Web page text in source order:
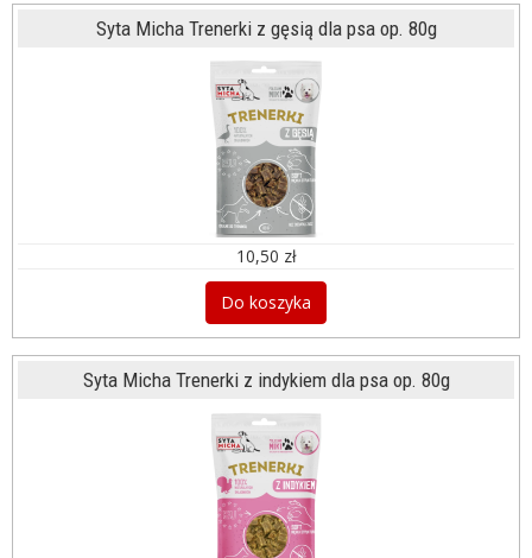
Syta Micha Trenerki z gęsią dla psa op. 80g
10,50 zł
Do koszyka
Syta Micha Trenerki z indykiem dla psa op. 80g